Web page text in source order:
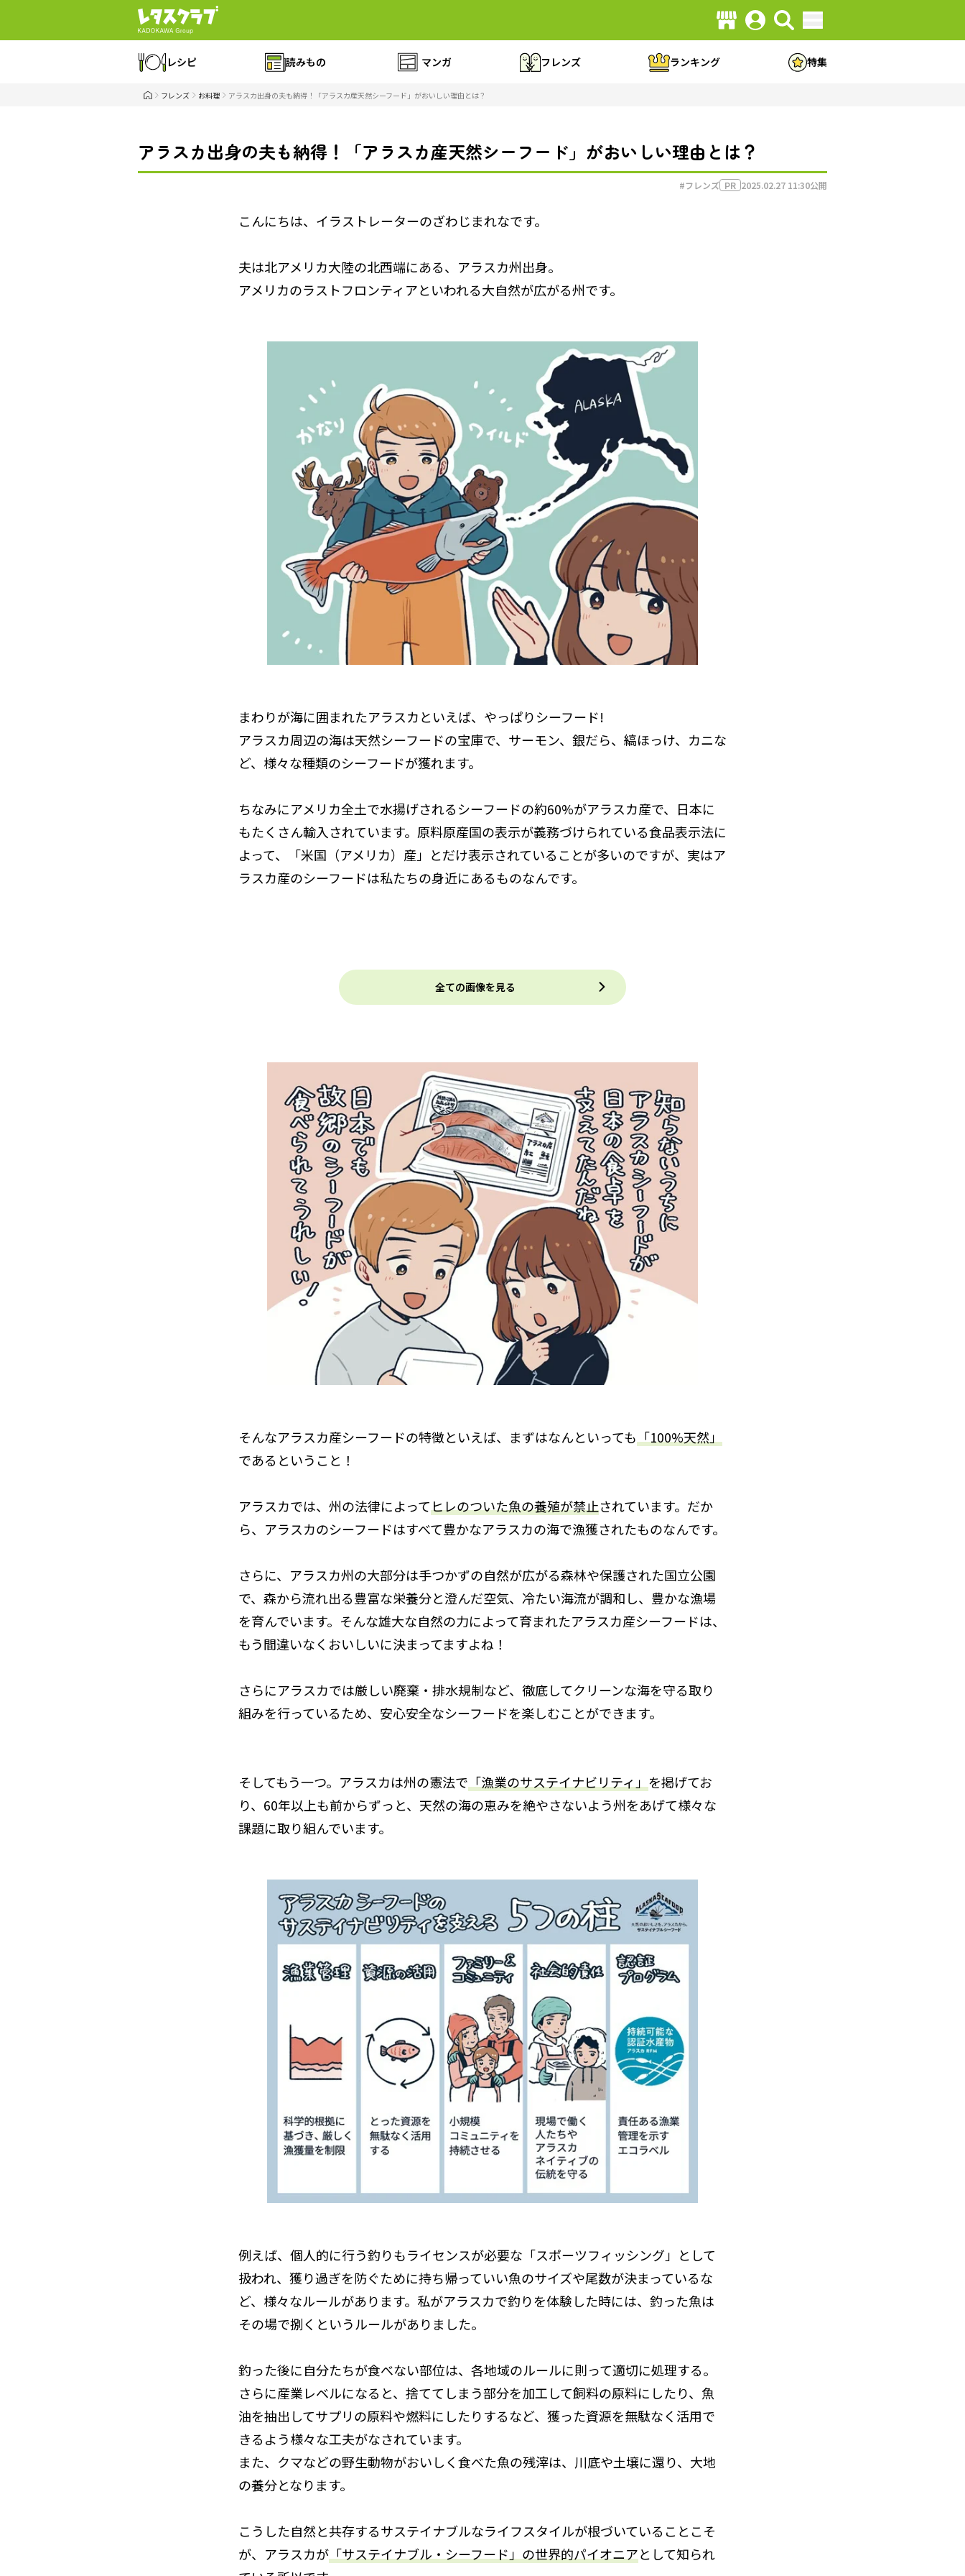
レシピ 読みもの マンガ フレンズ ランキング 特集
フレンズ お料理 アラスカ出身の夫も納得！「アラスカ産天然シーフード」がおいしい理由とは？
アラスカ出身の夫も納得！「アラスカ産天然シーフード」がおいしい理由とは？
#フレンズ PR 2025.02.27 11:30公開
こんにちは、イラストレーターのざわじまれなです。
夫は北アメリカ大陸の北西端にある、アラスカ州出身。
アメリカのラストフロンティアといわれる大自然が広がる州です。
まわりが海に囲まれたアラスカといえば、やっぱりシーフード!
アラスカ周辺の海は天然シーフードの宝庫で、サーモン、銀だら、縞ほっけ、カニな
ど、様々な種類のシーフードが獲れます。
ちなみにアメリカ全土で水揚げされるシーフードの約60%がアラスカ産で、日本に
もたくさん輸入されています。原料原産国の表示が義務づけられている食品表示法に
よって、「米国（アメリカ）産」とだけ表示されていることが多いのですが、実はア
ラスカ産のシーフードは私たちの身近にあるものなんです。
全ての画像を見る
そんなアラスカ産シーフードの特徴といえば、まずはなんといっても 「100%天然」
であるということ！
アラスカでは、州の法律によってヒレのついた魚の養殖が禁止されています。だか
ら、アラスカのシーフードはすべて豊かなアラスカの海で漁獲されたものなんです。
さらに、アラスカ州の大部分は手つかずの自然が広がる森林や保護された国立公園
で、森から流れ出る豊富な栄養分と澄んだ空気、冷たい海流が調和し、豊かな漁場
を育んでいます。そんな雄大な自然の力によって育まれたアラスカ産シーフードは、
もう間違いなくおいしいに決まってますよね！
さらにアラスカでは厳しい廃棄・排水規制など、徹底してクリーンな海を守る取り
組みを行っているため、安心安全なシーフードを楽しむことができます。
そしてもう一つ。アラスカは州の憲法で 「漁業のサステイナビリティ」 を掲げてお
り、60年以上も前からずっと、天然の海の恵みを絶やさないよう州をあげて様々な
課題に取り組んでいます。
例えば、個人的に行う釣りもライセンスが必要な「スポーツフィッシング」として
扱われ、獲り過ぎを防ぐために持ち帰っていい魚のサイズや尾数が決まっているな
ど、様々なルールがあります。私がアラスカで釣りを体験した時には、釣った魚は
その場で捌くというルールがありました。
釣った後に自分たちが食べない部位は、各地域のルールに則って適切に処理する。
さらに産業レベルになると、捨ててしまう部分を加工して飼料の原料にしたり、魚
油を抽出してサプリの原料や燃料にしたりするなど、獲った資源を無駄なく活用で
きるよう様々な工夫がなされています。
また、クマなどの野生動物がおいしく食べた魚の残滓は、川底や土壌に還り、大地
の養分となります。
こうした自然と共存するサステイナブルなライフスタイルが根づいていることこそ
が、アラスカが 「サステイナブル・シーフード」の世界的パイオニアとして知られ